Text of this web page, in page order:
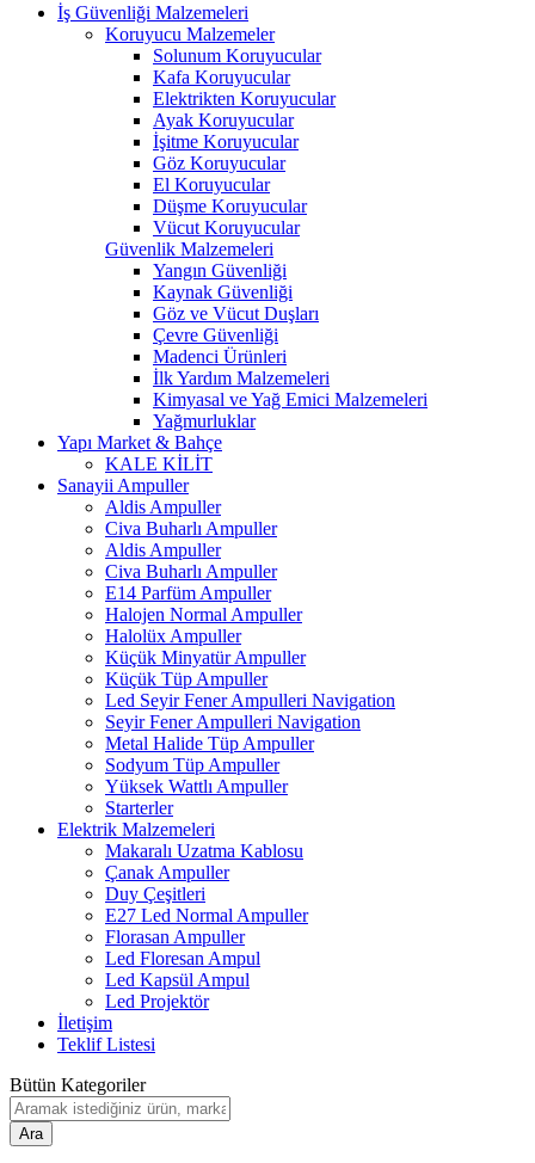
İş Güvenliği Malzemeleri
Koruyucu Malzemeler
Solunum Koruyucular
Kafa Koruyucular
Elektrikten Koruyucular
Ayak Koruyucular
İşitme Koruyucular
Göz Koruyucular
El Koruyucular
Düşme Koruyucular
Vücut Koruyucular
Güvenlik Malzemeleri
Yangın Güvenliği
Kaynak Güvenliği
Göz ve Vücut Duşları
Çevre Güvenliği
Madenci Ürünleri
İlk Yardım Malzemeleri
Kimyasal ve Yağ Emici Malzemeleri
Yağmurluklar
Yapı Market & Bahçe
KALE KİLİT
Sanayii Ampuller
Aldis Ampuller
Civa Buharlı Ampuller
Aldis Ampuller
Civa Buharlı Ampuller
E14 Parfüm Ampuller
Halojen Normal Ampuller
Halolüx Ampuller
Küçük Minyatür Ampuller
Küçük Tüp Ampuller
Led Seyir Fener Ampulleri Navigation
Seyir Fener Ampulleri Navigation
Metal Halide Tüp Ampuller
Sodyum Tüp Ampuller
Yüksek Wattlı Ampuller
Starterler
Elektrik Malzemeleri
Makaralı Uzatma Kablosu
Çanak Ampuller
Duy Çeşitleri
E27 Led Normal Ampuller
Florasan Ampuller
Led Floresan Ampul
Led Kapsül Ampul
Led Projektör
İletişim
Teklif Listesi
Bütün Kategoriler
Ara